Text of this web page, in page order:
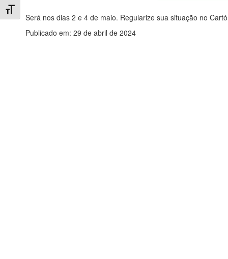
Toggle Font size
Será nos dias 2 e 4 de maio. Regularize sua situação no
Publicado em: 29 de abril de 2024